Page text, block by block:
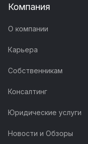
Компания
О компании
Карьера
Собственникам
Консалтинг
Юридические услуги
Новости и Обзоры